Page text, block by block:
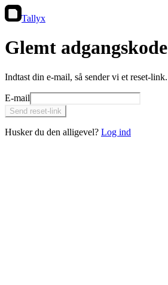
Tallyx
Glemt adgangskode
Indtast din e-mail, så sender vi et reset-link.
E-mail
Send reset-link
Husker du den alligevel? Log ind